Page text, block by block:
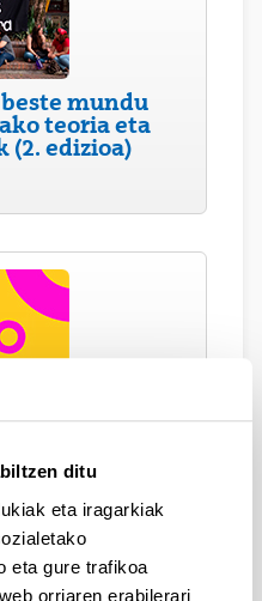
ditu
eta iragarkiak
eta gure trafikoa
orriaren erabilerari
mundu
teoria eta
edizioa)